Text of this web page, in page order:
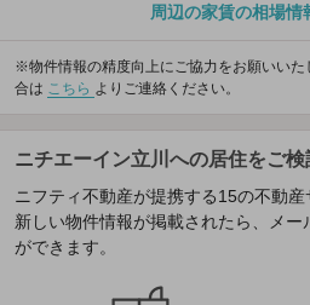
周辺の家賃の相場情
※物件情報の精度向上にご協力をお願いい
合は こちら よりご連絡ください。
ニチエーイン立川への居住をご
ニフティ不動産が提携する15の不動
新しい物件情報が掲載されたら、メー
ができます。